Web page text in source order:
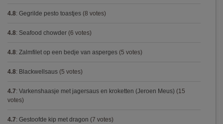
4.8: Gegrilde pesto toastjes (8 votes)
4.8: Seafood chowder (6 votes)
4.8: Zalmfilet op een bedje van asperges (5 votes)
4.8: Blackwellsaus (5 votes)
4.7: Varkenshaasje met jagersaus en kroketten (Jeroen Meus) (15
votes)
4.7: Gestoofde kip met dragon (7 votes)